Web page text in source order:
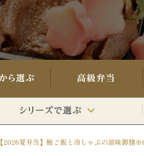
【2026夏弁当】鰻ご飯と冷しゃぶの涼味御膳